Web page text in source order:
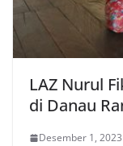
LAZ Nurul
di Danau
Desember 1, 2023